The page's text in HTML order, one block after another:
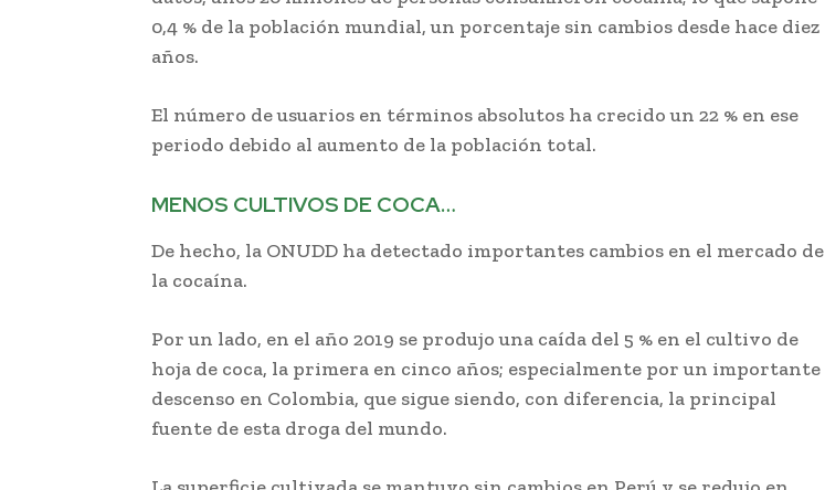
0,4 % de la población mundial, un porcentaje sin cambios desde hace diez
años.
El número de usuarios en términos absolutos ha crecido un 22 % en ese
periodo debido al aumento de la población total.
MENOS CULTIVOS DE COCA…
De hecho, la ONUDD ha detectado importantes cambios en el mercado de
la cocaína.
Por un lado, en el año 2019 se produjo una caída del 5 % en el cultivo de
hoja de coca, la primera en cinco años; especialmente por un importante
descenso en Colombia, que sigue siendo, con diferencia, la principal
fuente de esta droga del mundo.